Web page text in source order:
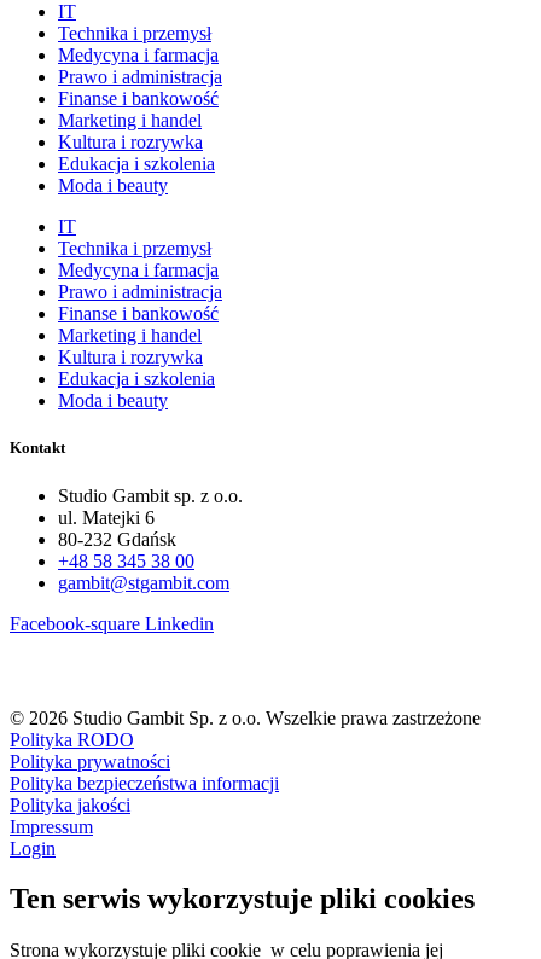
IT
Technika i przemysł
Medycyna i farmacja
Prawo i administracja
Finanse i bankowość
Marketing i handel
Kultura i rozrywka
Edukacja i szkolenia
Moda i beauty
IT
Technika i przemysł
Medycyna i farmacja
Prawo i administracja
Finanse i bankowość
Marketing i handel
Kultura i rozrywka
Edukacja i szkolenia
Moda i beauty
Kontakt
Studio Gambit sp. z o.o.
ul. Matejki 6
80-232 Gdańsk
+48 58 345 38 00
gambit@stgambit.com
Facebook-square Linkedin
© 2026 Studio Gambit Sp. z o.o. Wszelkie prawa zastrzeżone
Polityka RODO
Polityka prywatności
Polityka bezpieczeństwa informacji
Polityka jakości
Impressum
Login
Ten serwis wykorzystuje pliki cookies
Strona wykorzystuje pliki cookie w celu poprawienia jej